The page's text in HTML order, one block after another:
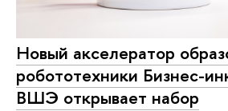
Новый акселератор
робототехники Бизнес-
ВШЭ открывает набор